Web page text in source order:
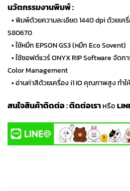
นวัตกรรมงานพิมพ์ :
• พิมพ์ด้วยความละเอียด 1440 dpi ด้วยเค
S80670
• ใช้หมึก EPSON GS3 (หมึก Eco Sovent)
• ใช้ซอฟต์แวร์ ONYX RIP Software จัดก
Color Management
• อ่านค่าสีด้วยเครื่อง i1 IO คุณภาพสูง ทำ
สนใจสินค้าติดต่อ:ติดต่อเราหรือ